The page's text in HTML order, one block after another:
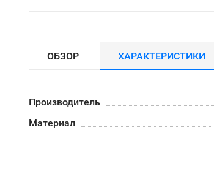
ОБЗОР ХАРАКТЕРИСТИКИ
Производитель
Материал